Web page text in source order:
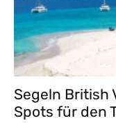
Segeln British
Spots für den